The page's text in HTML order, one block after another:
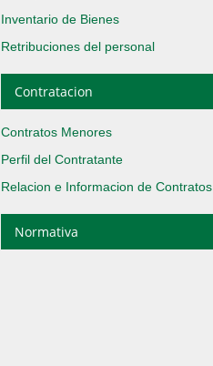
Inventario de Bienes
Retribuciones del personal
Contratacion
Contratos Menores
Perfil del Contratante
Relacion e Informacion de Contratos
Normativa